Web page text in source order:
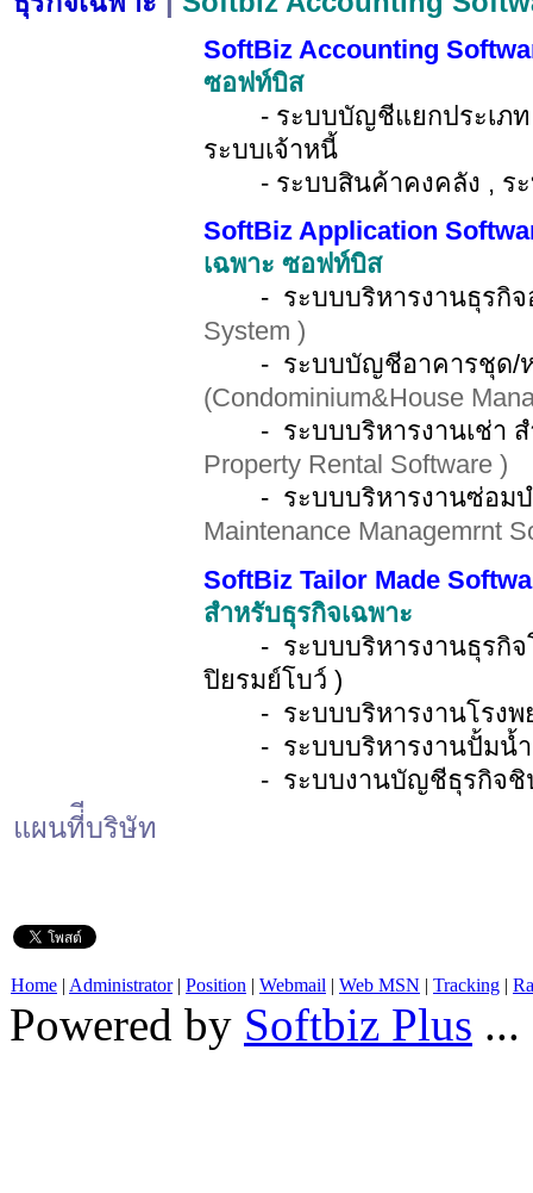
SoftBiz Accounting
ซอฟท์บิส
- ระบบบัญชีแยกประเภท ,
ระบบเจ้าหนี้
- ระบบสินค้าคงคลัง , ระ
SoftBiz Application
เฉพาะ ซอฟท์บิส
- ระบบบริหารงานธุรกิ
System )
- ระบบบัญชีอาคารชุด/
(Condominium&House
- ระบบบริหารงานเช่า
Property Rental Software )
- ระบบบริหารงานซ่อมบ
Maintenance Managemrnt
SoftBiz Tailor Made
สำหรับธุรกิจเฉพาะ
- ระบบบริหารงานธุรกิจโ
ปิยรมย์โบว์ )
- ระบบบริหารงานโรงพ
- ระบบบริหารงานปั้มน้
- ระบบงานบัญชีธุรกิจชิ
แผนที่ีบริษัท
Home | Administrator| Position | Webmail | Web MSN | Tracking |
Powered by Softbiz Plus ...